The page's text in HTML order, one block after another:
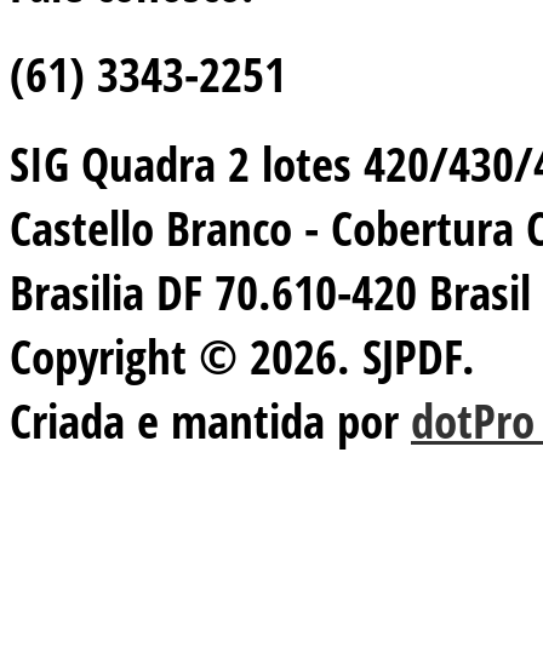
(61) 3343-2251
SIG Quadra 2 lotes 420/
Castello Branco - Cobertura
Brasilia DF 70.610-420 Brasil
Copyright © 2026. SJPDF.
Criada e mantida por